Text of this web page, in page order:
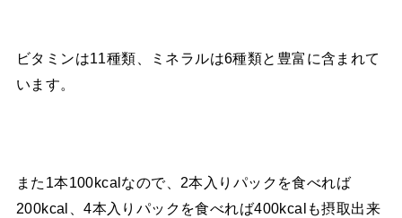
ビタミンは11種類、ミネラルは6種類と豊富に含まれて
います。
また1本100kcalなので、2本入りパックを食べれば
200kcal、4本入りパックを食べれば400kcalも摂取出来